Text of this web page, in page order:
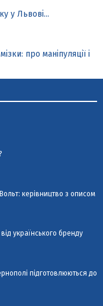
у Львові...
про маніпуляції і
керівництво з описом
українського бренду
підготовлюються до